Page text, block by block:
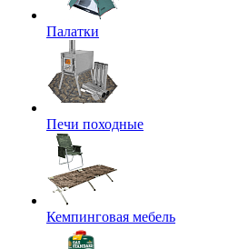
Палатки
Печи походные
Кемпинговая мебель